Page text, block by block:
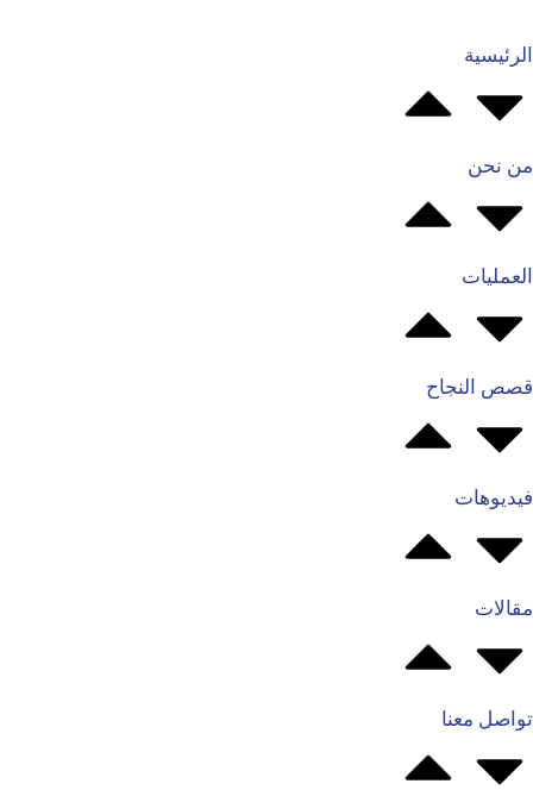
الرئيسية
من نحن
العمليات
قصص النجاح
فيديوهات
مقالات
تواصل معنا